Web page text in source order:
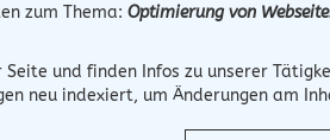
zum Thema: Optimierung von
Seite und finden Infos zu unserer
neu indexiert, um Änderungen am